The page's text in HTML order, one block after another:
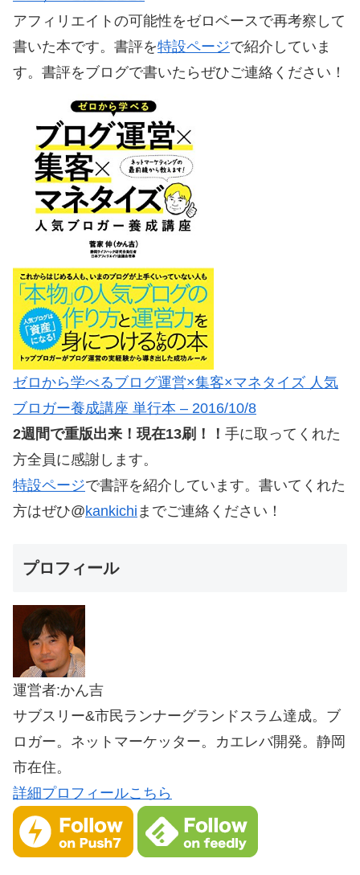
アフィリエイトの可能性をゼロベースで再考察して
書いた本です。書評を特設ページで紹介していま
す。書評をブログで書いたらぜひご連絡ください！
ゼロから学べるブログ運営×集客×マネタイズ 人気
ブロガー養成講座 単行本 – 2016/10/8
2週間で重版出来！現在13刷！！ 手に取ってくれた
方全員に感謝します。
特設ページで書評を紹介しています。書いてくれた
方はぜひ@kankichi までご連絡ください！
プロフィール
運営者:かん吉
サブスリー&市民ランナーグランドスラム達成。ブ
ロガー。ネットマーケッター。カエレバ開発。静岡
市在住。
詳細プロフィールこちら